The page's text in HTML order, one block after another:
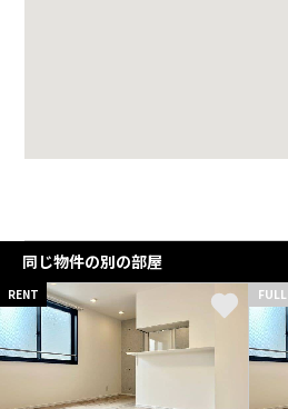
同じ物件の別の部屋
RENT FULL